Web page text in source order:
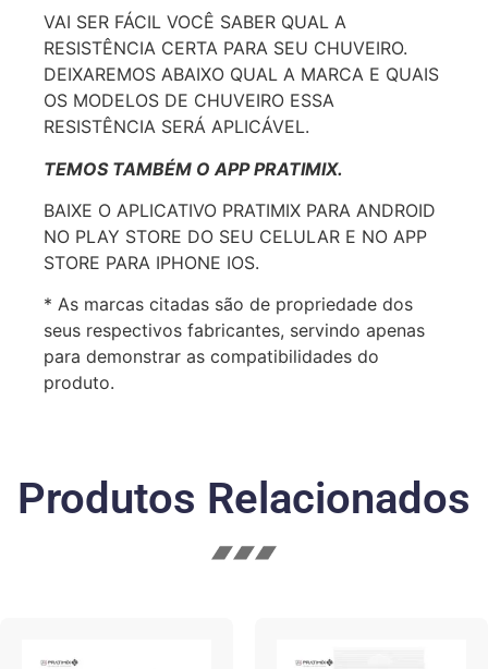
VAI SER FÁCIL VOCÊ SABER QUAL A
RESISTÊNCIA CERTA PARA SEU CHUVEIRO.
DEIXAREMOS ABAIXO QUAL A MARCA E QUAIS
OS MODELOS DE CHUVEIRO ESSA
RESISTÊNCIA SERÁ APLICÁVEL.
TEMOS TAMBÉM O APP PRATIMIX.
BAIXE O APLICATIVO PRATIMIX PARA ANDROID
NO PLAY STORE DO SEU CELULAR E NO APP
STORE PARA IPHONE IOS.
* As marcas citadas são de propriedade dos
seus respectivos fabricantes, servindo apenas
para demonstrar as compatibilidades do
produto.
Produtos Relacionados